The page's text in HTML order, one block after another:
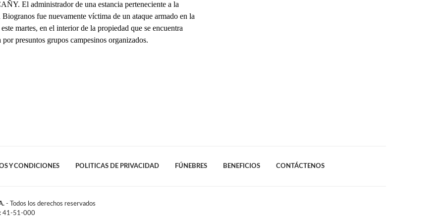
El administrador de una estancia perteneciente a la
Biogranos fue nuevamente víctima de un ataque armado en la
martes, en el interior de la propiedad que se encuentra
por presuntos grupos campesinos organizados.
Y CONDICIONES POLITICAS DE PRIVACIDAD FÚNEBRES BENEFICIOS CONTÁCTENOS
- Todos los derechos reservados
41-51-000